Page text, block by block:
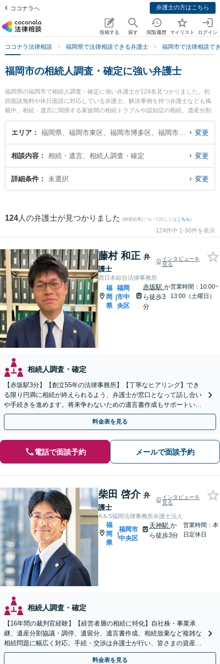
ココナラへ 弁護士の方はこちら
投稿する 探す 閲覧履歴 マイリスト ログイン
ココナラ法律相談 福岡県で法律相談できる弁護士 福岡市で法律相談で
福岡市の相続人調査・確定に強い弁護士
福岡県の福岡市で相続人調査・確定に強い弁護士が124名見つかりました。初
回面談無料や休日面談に対応している弁護士、解決事例を持つ弁護士なども掲
載中。相続・遺言に関係する家族間の相続トラブルや認知症の相続、遺産分割
等の細かな分野での絞り込み検索もでき便利です。特に西日本綜合法律事務所
の藤村 和正弁護士やA＆S福岡法律事務所弁護士法人の柴田 啓介弁護士、尾
のトラブルを今すぐに弁護士に相談したい』『相続人調査・確定のトラブル解
決の実績豊富な近くの弁護士を検索したい』『初回相談無料で相続人調査・確
定を法律相談できる福岡市内の弁護士に相談予約したい』などでお困りの相談
エリア 変更
相談内容 相続・遺言、相続人調査・確定 変更
詳細条件 未選択 変更
124 人の弁護士が見つかりました (検索結果について詳しくは こちら)
124件中 1-30件を表示
藤村 和正 弁
護士
インタビューを
見る
西日本綜合法律事務所
福
岡
県
|
福岡
市中
央区
赤坂駅 か
ら徒歩3
分
営業時間：10:00~
13:00（土曜日）
相続人調査・確定
【赤坂駅3分】【創立55年の法律事務所】【丁寧なヒアリング】でき
る限り円満に相続が終えられるよう、弁護士が窓口となって話し合い
や手続きを進めます。将来争わないための遺言書作成もサポートいた
します。お困りの際は、お気軽にご相談ください。
料金表を見る
電話で面談予約 メールで面談予約
柴田 啓介 弁
護士
インタビューを
見る
A＆S福岡法律事務所弁護士法人
福
岡
県
|
福岡市
中央区
天神駅 か
ら徒歩3分
営業時間：本
日定休日
相続人調査・確定
【16年間の裁判官経験】【経営者層の相続に特化】自社株・事業承
継、遺産分割協議・調停、遺留分、遺言書作成、相続放棄など複雑な
相続問題に幅広く対応。手続・交渉は弁護士が行い、皆さまの資産と
会社、ご家族の安心を守ります。
料金表を見る